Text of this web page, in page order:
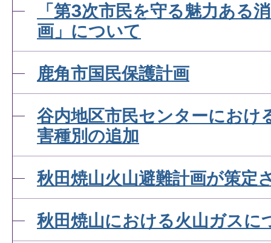
「第3次市民を守る魅力ある
画」について
鹿角市国民保護計画
谷内地区市民センターにおけ
害種別の追加
秋田焼山火山避難計画が策定
秋田焼山における火山ガスに